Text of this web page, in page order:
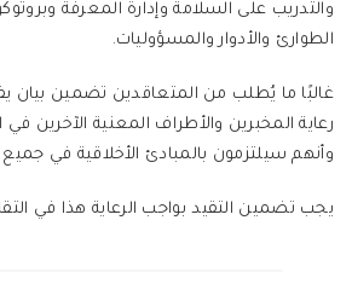
والتدريب على السلامة وإدارة المعرفة
الطوارئ والأدوار والمسؤوليات.
غالبًا ما يُطلب من المتعاقدين تضمين بيان
رعاية المخبرين والأطراف المعنية الآخرين
وأنهم سيلتزمون بالمبادئ الأخلاقية في جميع
يجب تضمين التقيد بواجب الرعاية هذا في